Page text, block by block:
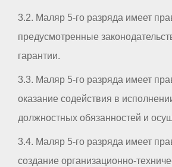
3.2. Маляр 5-го разряда имеет
предусмотренные
гарантии.
3.3. Маляр 5-го разряда имеет
оказание содействия в
должностных обязанностей и
3.4. Маляр 5-го разряда имеет
создание организационно-